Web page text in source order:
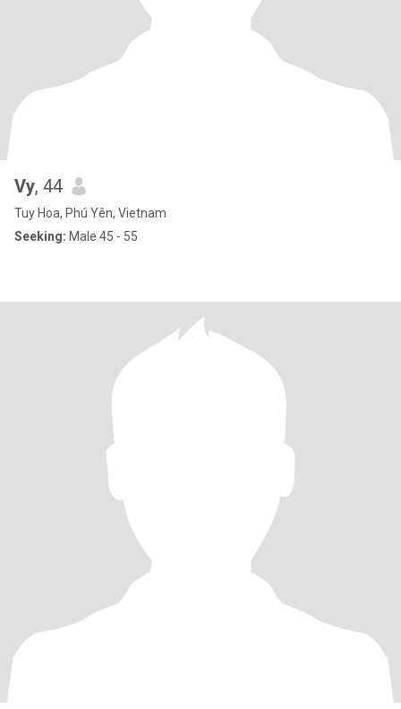
Vy, 44
Tuy Hoa, Phú Yên, Vietnam
Seeking: Male 45 - 55